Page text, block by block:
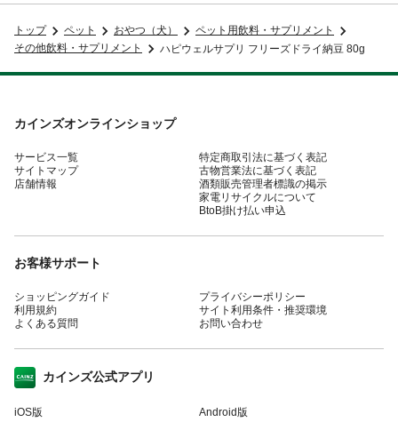
トップ ペット おやつ（犬）
ペット用飲料・サプリメント
その他飲料・サプリメント
ハピウェルサプリ フリーズドライ納豆 80g
カインズオンラインショップ
サービス一覧
サイトマップ
店舗情報
特定商取引法に基づく表記
古物営業法に基づく表記
酒類販売管理者標識の掲示
家電リサイクルについて
BtoB掛け払い申込
お客様サポート
ショッピングガイド
利用規約
よくある質問
プライバシーポリシー
サイト利用条件・推奨環境
お問い合わせ
カインズ公式アプリ
iOS版 Android版